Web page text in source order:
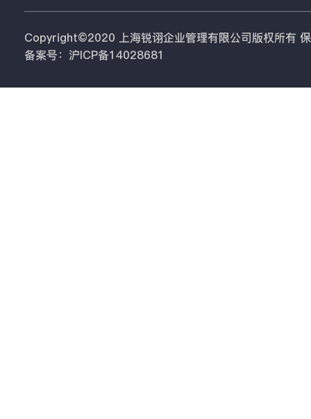
Copyright©2020 上海锐诩企业管理有限公司版权所有
备案号：沪ICP备14028681